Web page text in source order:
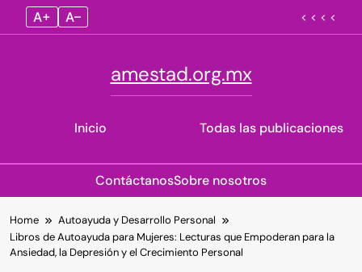
A+ A– < < < <
Inicio
amestad.org.mx
Todas las publicaciones
ContáctanosSobre nosotros
to
content
Home
Autoayuda y Desarrollo Personal
Libros de Autoayuda para Mujeres: Lecturas que Empoderan para la
Ansiedad, la Depresión y el Crecimiento Personal